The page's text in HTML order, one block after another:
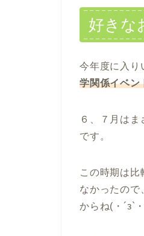
好きな
今年度に入り
学関係イベン
６、７月は
です。
この時期は
なかったので
からね(・´з`